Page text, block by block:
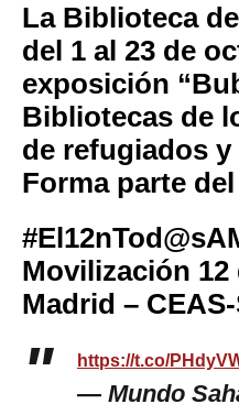
La Biblioteca
del 1 al 23 de
exposición
Bibliotecas de
de refugiados y
Forma parte
Movilización
Madrid –
https://t.co/
— Mundo